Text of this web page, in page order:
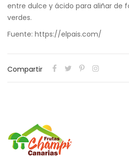
entre dulce y ácido para aliñar de
verdes.
Fuente: https://elpais.com/
Compartir